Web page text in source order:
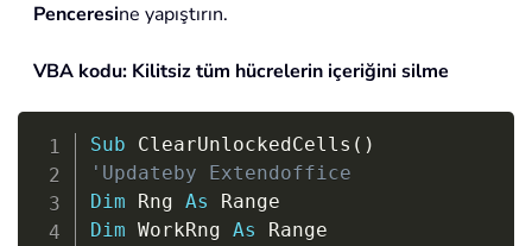
Penceresine yapıştırın.
VBA kodu: Kilitsiz tüm hücrelerin içeriğini silme
Sub ClearUnlockedCells ( )
'Updateby Extendoffice
Dim Rng As
Dim WorkRng As